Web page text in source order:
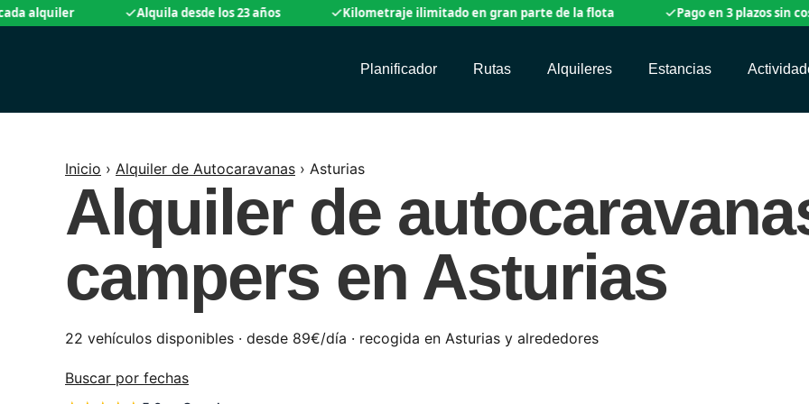
Alquila desde los 23 años Kilometraje ilimitado en gran parte de la flota Pago en 3 plazos sin coste
Planificador Rutas Alquileres Estancias
Inicio › Alquiler de Autocaravanas › Asturias
Alquiler de
campers en Asturias
22 vehículos disponibles · desde 89€/día · recogida en Asturias y alrededores
Buscar por fechas